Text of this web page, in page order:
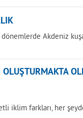
Akdeniz
iklim farkları, her